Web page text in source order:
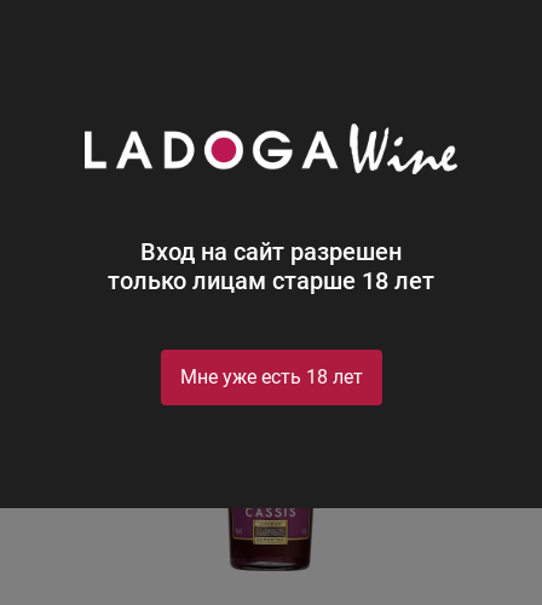
Вход на сайт разрешен
только лицам старше 18 лет
Мне уже есть 18 лет
Фруко Шульц Крем де
Фруко Шульц Крем де Кассис